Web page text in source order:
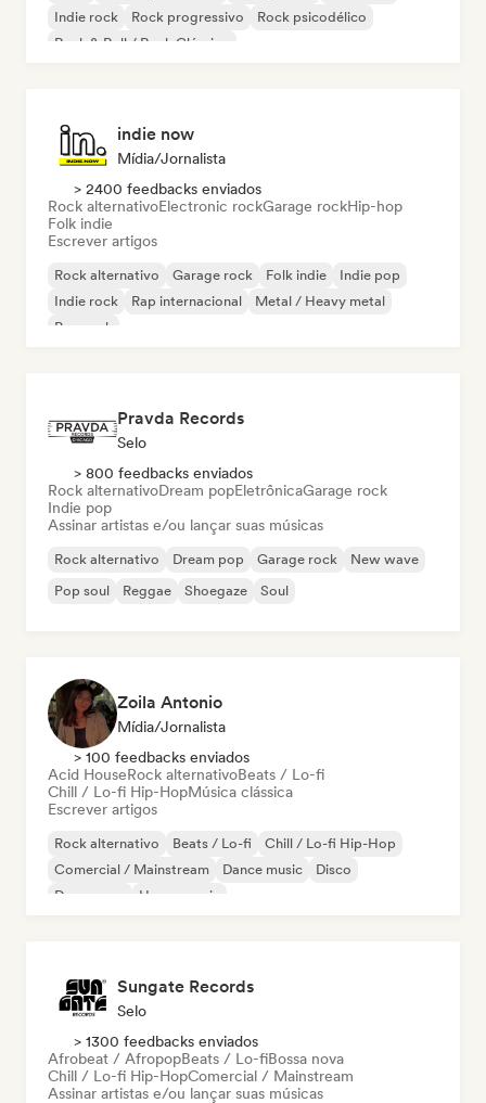
Indie rock
Rock progressivo
Rock psicodélico
Rock & Roll / Rock Clássico
indie now
Mídia/Jornalista
> 2400 feedbacks enviados
Rock alternativoElectronic rockGarage rockHip-hop
Folk indie
Escrever artigos
Rock alternativo Garage rock Folk indie
Indie pop
Indie rock
Rap internacional
Metal / Heavy metal
Pop rock
Pravda Records
Selo
> 800 feedbacks enviados
Rock alternativoDream popEletrônicaGarage rock
Indie pop
Assinar artistas e/ou lançar suas músicas
Rock alternativo Dream pop Garage rock
New wave
Pop soul
Reggae Shoegaze Soul
Zoila Antonio
Mídia/Jornalista
> 100 feedbacks enviados
Acid HouseRock alternativoBeats / Lo-fi
Chill / Lo-fi Hip-HopMúsica clássica
Escrever artigos
Rock alternativo Beats / Lo-fi
Chill / Lo-fi Hip-Hop
Comercial / Mainstream
Dance music
Disco
Dream pop
House music
Sungate Records
Selo
> 1300 feedbacks enviados
Afrobeat / AfropopBeats / Lo-fiBossa nova
Chill / Lo-fi Hip-HopComercial / Mainstream
Assinar artistas e/ou lançar suas músicas